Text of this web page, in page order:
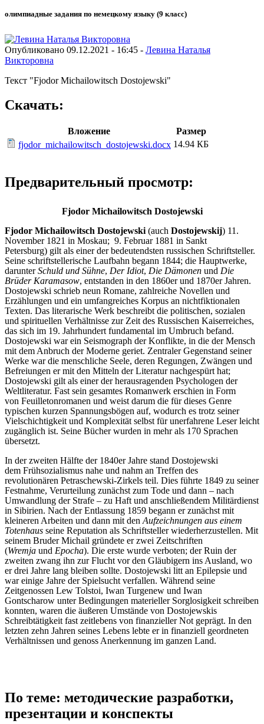
олимпиадные задания по немецкому языку (9 класс)
Опубликовано 09.12.2021 - 16:45 - Левина Наталья
Викторовна
Текст "Fjodor Michailowitsch Dostojewski"
Скачать:
Вложение
Размер
fjodor_michailowitsch_dostojewski.docx 14.94 КБ
Предварительный просмотр:
Fjodor Michailowitsch Dostojewski
Fjodor Michailowitsch Dostojewski (auch Dostojewskij) 11.
November 1821 in Moskau; 9. Februar 1881 in Sankt
Petersburg) gilt als einer der bedeutendsten russischen Schriftsteller.
Seine schriftstellerische Laufbahn begann 1844; die Hauptwerke,
darunterSchuld und Sühne, Der Idiot, Die Dämonen und Die
Brüder Karamasow, entstanden in den 1860er und 1870er Jahren.
Dostojewski schrieb neun Romane, zahlreiche Novellen und
Erzählungen und ein umfangreiches Korpus an nichtfiktionalen
Texten. Das literarische Werk beschreibt die politischen, sozialen
und spirituellen Verhältnisse zur Zeit des Russischen Kaiserreiches,
das sich im 19. Jahrhundert fundamental im Umbruch befand.
Dostojewski war ein Seismograph der Konflikte, in die der Mensch
mit dem Anbruch derModerne geriet. Zentraler Gegenstand seiner
Werke war die menschliche Seele, deren Regungen, Zwängen und
Befreiungen er mit den Mitteln der Literatur nachgespürt hat;
Dostojewski gilt als einer der herausragenden Psychologen der
Weltliteratur. Fast sein gesamtes Romanwerk erschien in Form
von Feuilletonromanen und weist darum die für dieses Genre
typischen kurzen Spannungsbögen auf, wodurch es trotz seiner
Vielschichtigkeit und Komplexität selbst für unerfahrene Leser leicht
zugänglich ist. Seine Bücher wurden in mehr als 170 Sprachen
übersetzt.
In der zweiten Hälfte der 1840er Jahre stand Dostojewski
dem Frühsozialismus nahe und nahm an Treffen des
revolutionären Petraschewski-Zirkels teil. Dies führte 1849 zu seiner
Festnahme, Verurteilung zunächst zum Tode und dann – nach
Umwandlung der Strafe – zu Haft und anschließendem Militärdienst
in Sibirien. Nach der Entlassung 1859 begann er zunächst mit
kleineren Arbeiten und dann mit den Aufzeichnungen aus einem
Totenhaus seine Reputation als Schriftsteller wiederherzustellen. Mit
seinem Bruder Michail gründete er zwei Zeitschriften
(Wremja und Epocha). Die erste wurde verboten; der Ruin der
zweiten zwang ihn zur Flucht vor den Gläubigern ins Ausland, wo
er drei Jahre lang bleiben sollte. Dostojewski litt an Epilepsie und
war einige Jahre der Spielsucht verfallen. Während seine
Zeitgenossen Lew Tolstoi, Iwan Turgenew und Iwan
Gontscharow unter Bedingungen materieller Sorglosigkeit schreiben
konnten, waren die äußeren Umstände von Dostojewskis
Schreibtätigkeit fast zeitlebens von finanzieller Not geprägt. In den
letzten zehn Jahren seines Lebens lebte er in finanziell geordneten
Verhältnissen und genoss Anerkennung im ganzen Land.
По теме: методические разработки,
презентации и конспекты